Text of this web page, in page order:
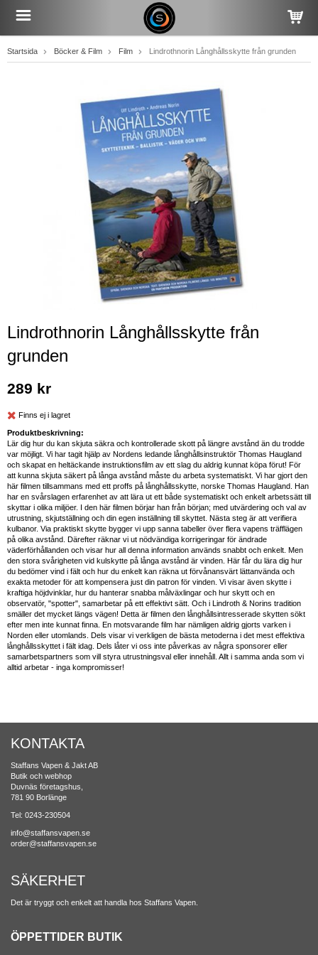
Startsida Böcker & Film Film Lindrothnorin Långhållsskytte från grunden
Lindrothnorin Långhållsskytte från
grunden
289 kr
Finns ej i lagret
Produktbeskrivning:
Lär dig hur du kan skjuta säkra och kontrollerade skott på längre avstånd än du trodde
var möjligt. Vi har tagit hjälp av Nordens ledande långhållsinstruktör Thomas Haugland
och skapat en heltäckande instruktionsfilm av ett slag du aldrig kunnat köpa förut! För
att kunna skjuta säkert på långa avstånd måste du arbeta systematiskt. Vi har gjort den
här filmen tillsammans med ett proffs på långhållsskytte, norske Thomas Haugland. Han
har en svårslagen erfarenhet av att lära ut ett både systematiskt och enkelt arbetssätt till
skyttar i olika miljöer. I den här filmen börjar han från början; med utvärdering och val av
utrustning, skjutställning och din egen inställning till skyttet. Nästa steg är att verifiera
kulbanor. Via praktiskt skytte bygger vi upp sanna tabeller över flera vapens träfflägen
på olika avstånd. Därefter räknar vi ut nödvändiga korrigeringar för ändrade
väderförhållanden och visar hur all denna information används snabbt och enkelt. Men
den stora svårigheten vid kulskytte på långa avstånd är vinden. Här får du lära dig hur
du bedömer vind i fält och hur du enkelt kan räkna ut förvånansvärt lättanvända och
exakta metoder för att kompensera just din patron för vinden. Vi visar även skytte i
kraftiga höjdvinklar, hur du hanterar snabba målväxlingar och hur skytt och en
observatör, "spotter", samarbetar på ett effektivt sätt. Och i Lindroth & Norins tradition
smäller det mycket längs vägen! Detta är filmen den långhållsintresserade skytten sökt
efter men inte kunnat finna. En motsvarande film har nämligen aldrig gjorts varken i
Norden eller utomlands. Dels visar vi verkligen de bästa metoderna i det mest effektiva
långhållsskyttet i fält idag. Dels låter vi oss inte påverkas av några sponsorer eller
samarbetspartners som vill styra utrustningsval eller innehåll. Allt i samma anda som vi
alltid arbetar - inga kompromisser!
KONTAKTA
Staffans Vapen & Jakt AB
Butik och webhop
Duvnäs företagshus,
781 90 Borlänge
Tel: 0243-230504
info@staffansvapen.se
order@staffansvapen.se
SÄKERHET
Det är tryggt och enkelt att handla hos Staffans Vapen.
ÖPPETTIDER BUTIK